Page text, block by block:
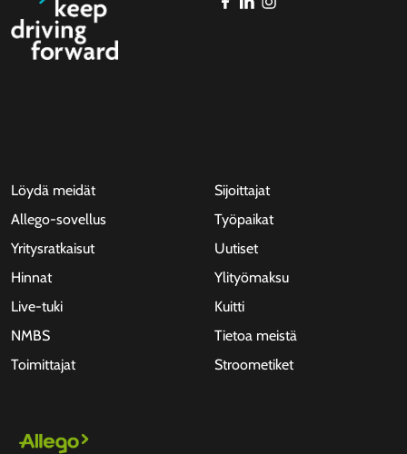
Löydä meidät
Allego-sovellus
Yritysratkaisut
Hinnat
Live-tuki
NMBS
Toimittajat
Sijoittajat
Työpaikat
Uutiset
Ylityömaksu
Kuitti
Tietoa meistä
Stroometiket